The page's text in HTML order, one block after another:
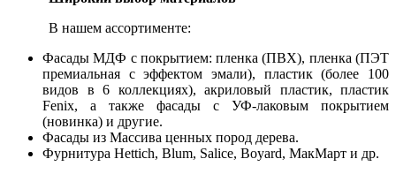
В нашем ассортименте:
Фасады МДФ с покрытием: пленка (ПВХ), пленка (ПЭТ
премиальная с эффектом эмали), пластик (более 100
видов в 6 коллекциях), акриловый пластик, пластик
Fenix, а также фасады с УФ-лаковым покрытием
(новинка) и другие.
Фасады из Массива ценных пород дерева.
Фурнитура Hettich, Blum, Salice, Boyard, МакМарт и др.